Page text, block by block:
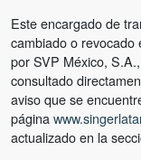
Este encargado de
cambiado o revocado
por SVP México,
consultado
aviso que se
página
actualizado en la